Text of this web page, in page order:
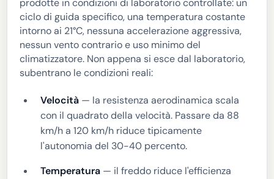
prodotte in condizioni di laboratorio controllate: un
ciclo di guida specifico, una temperatura costante
intorno ai 21°C, nessuna accelerazione aggressiva,
nessun vento contrario e uso minimo del
climatizzatore. Non appena si esce dal laboratorio,
subentrano le condizioni reali:
Velocità — la resistenza aerodinamica scala
con il quadrato della velocità. Passare da 88
km/h a 120 km/h riduce tipicamente
l'autonomia del 30-40 percento.
Temperatura — il freddo riduce l'efficienza